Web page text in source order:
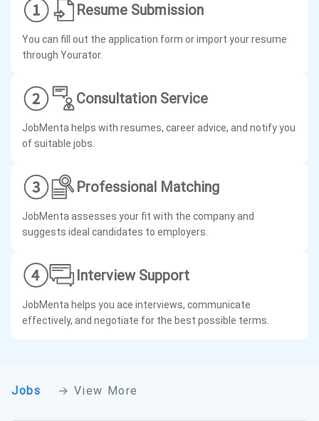
Resume Submission
You can fill out the application form or import your resume
through Yourator.
Consultation Service
JobMenta helps with resumes, career advice, and notify you
of suitable jobs.
Professional Matching
JobMenta assesses your fit with the company and
suggests ideal candidates to employers.
Interview Support
JobMenta helps you ace interviews, communicate
effectively, and negotiate for the best possible terms.
Jobs → View More